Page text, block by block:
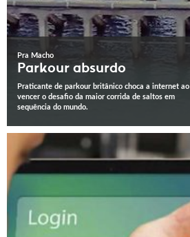
Pra Macho
Parkour absurdo
Praticante de parkour britânico choca a internet ao
vencer o desafio da maior corrida de saltos em
sequência do mundo.